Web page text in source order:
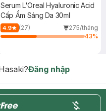
Serum L'Oreal Hyaluronic Acid
Cấp Ẩm Sáng Da 30ml
4.9 (27)
275/tháng
43%
Đăng nhập